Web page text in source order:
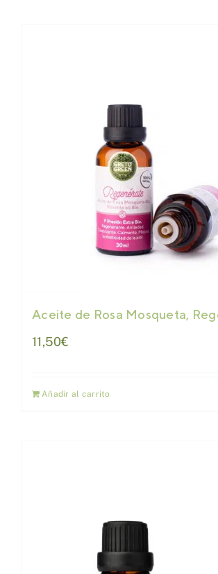
Aceite de Rosa Mosqueta,
11,50€
Añadir al carrito